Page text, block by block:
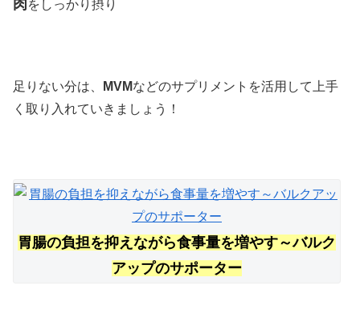
肉 をしっかり摂り
足りない分は、 MVMなどのサプリメントを活用して上手
く取り入れていきましょう！
胃腸の負担を抑えながら食事量を増やす～バルク
アップのサポーター